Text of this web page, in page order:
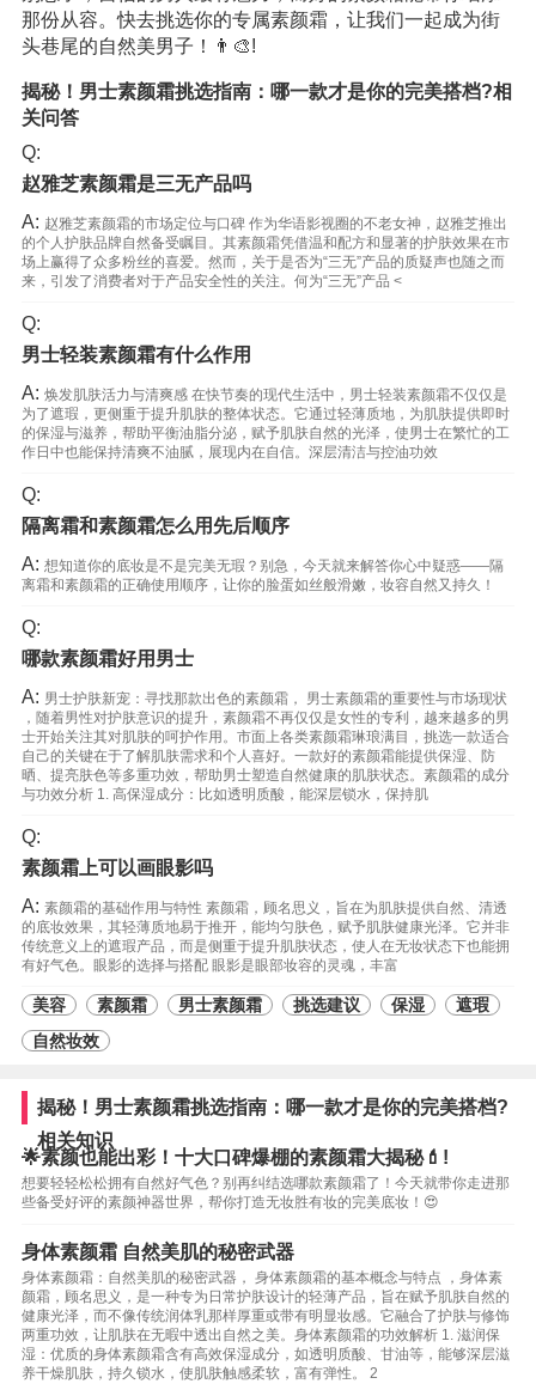
那份从容。快去挑选你的专属素颜霜，让我们一起成为街
头巷尾的自然美男子！👨‍🎨!
揭秘！男士素颜霜挑选指南：哪一款才是你的完美搭档?相
关问答
Q:
赵雅芝素颜霜是三无产品吗
A: 赵雅芝素颜霜的市场定位与口碑 作为华语影视圈的不老女神，赵雅芝推出
的个人护肤品牌自然备受瞩目。其素颜霜凭借温和配方和显著的护肤效果在市
场上赢得了众多粉丝的喜爱。然而，关于是否为“三无”产品的质疑声也随之而
来，引发了消费者对于产品安全性的关注。何为“三无”产品 <
Q:
男士轻装素颜霜有什么作用
A: 焕发肌肤活力与清爽感 在快节奏的现代生活中，男士轻装素颜霜不仅仅是
为了遮瑕，更侧重于提升肌肤的整体状态。它通过轻薄质地，为肌肤提供即时
的保湿与滋养，帮助平衡油脂分泌，赋予肌肤自然的光泽，使男士在繁忙的工
作日中也能保持清爽不油腻，展现内在自信。深层清洁与控油功效
Q:
隔离霜和素颜霜怎么用先后顺序
A: 想知道你的底妆是不是完美无瑕？别急，今天就来解答你心中疑惑——隔
离霜和素颜霜的正确使用顺序，让你的脸蛋如丝般滑嫩，妆容自然又持久！
Q:
哪款素颜霜好用男士
A: 男士护肤新宠：寻找那款出色的素颜霜， 男士素颜霜的重要性与市场现状
，随着男性对护肤意识的提升，素颜霜不再仅仅是女性的专利，越来越多的男
士开始关注其对肌肤的呵护作用。市面上各类素颜霜琳琅满目，挑选一款适合
自己的关键在于了解肌肤需求和个人喜好。一款好的素颜霜能提供保湿、防
晒、提亮肤色等多重功效，帮助男士塑造自然健康的肌肤状态。素颜霜的成分
与功效分析 1. 高保湿成分：比如透明质酸，能深层锁水，保持肌
Q:
素颜霜上可以画眼影吗
A: 素颜霜的基础作用与特性 素颜霜，顾名思义，旨在为肌肤提供自然、清透
的底妆效果，其轻薄质地易于推开，能均匀肤色，赋予肌肤健康光泽。它并非
传统意义上的遮瑕产品，而是侧重于提升肌肤状态，使人在无妆状态下也能拥
有好气色。眼影的选择与搭配 眼影是眼部妆容的灵魂，丰富
美容 素颜霜 男士素颜霜 挑选建议 保湿
遮瑕
自然妆效
揭秘！男士素颜霜挑选指南：哪一款才是你的完美搭档?
相关知识
🌟素颜也能出彩！十大口碑爆棚的素颜霜大揭秘💄!
想要轻轻松松拥有自然好气色？别再纠结选哪款素颜霜了！今天就带你走进那
些备受好评的素颜神器世界，帮你打造无妆胜有妆的完美底妆！😍
身体素颜霜 自然美肌的秘密武器
身体素颜霜：自然美肌的秘密武器， 身体素颜霜的基本概念与特点 ，身体素
颜霜，顾名思义，是一种专为日常护肤设计的轻薄产品，旨在赋予肌肤自然的
健康光泽，而不像传统润体乳那样厚重或带有明显妆感。它融合了护肤与修饰
两重功效，让肌肤在无暇中透出自然之美。身体素颜霜的功效解析 1. 滋润保
湿：优质的身体素颜霜含有高效保湿成分，如透明质酸、甘油等，能够深层滋
养干燥肌肤，持久锁水，使肌肤触感柔软，富有弹性。 2